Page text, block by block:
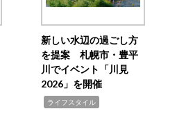
新しい水辺の過ごし方
を提案 札幌市・豊平
川でイベント「川見
2026」を開催
ライフスタイル